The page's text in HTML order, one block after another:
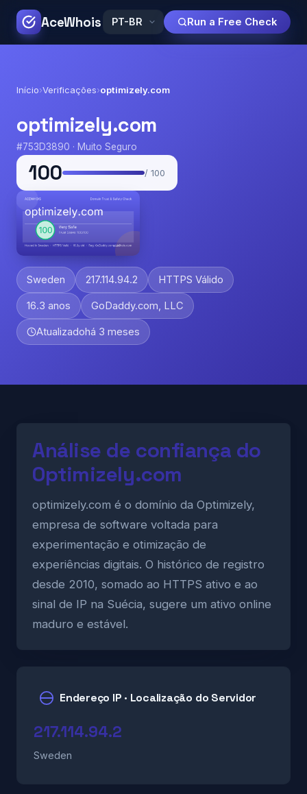
AceWhois Run a Free Check
Início›Verificações›optimizely.com
optimizely.com
#753D3890 · Muito Seguro
100 / 100
Sweden 217.114.94.2 HTTPS Válido
16.3 anos GoDaddy.com, LLC
Atualizadohá 3 meses
Análise de confiança do
Optimizely.com
optimizely.com é o domínio da Optimizely,
empresa de software voltada para
experimentação e otimização de
experiências digitais. O histórico de registro
desde 2010, somado ao HTTPS ativo e ao
sinal de IP na Suécia, sugere um ativo online
maduro e estável.
Endereço IP · Localização do Servidor
217.114.94.2
Sweden